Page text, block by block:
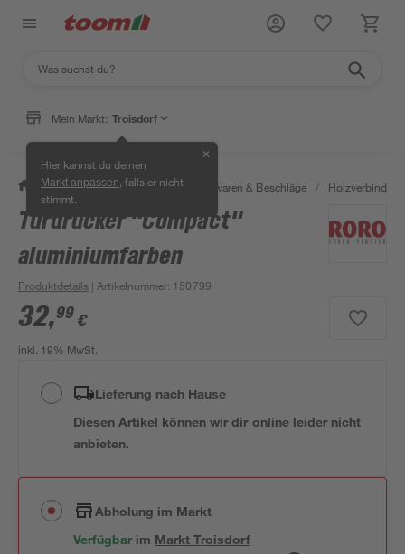
Mein Markt: Troisdorf
Hier kannst du deinen
Markt anpassen , falls er nicht
stimmt.
✕
/ Werkstatt & Maschinen / Eisenwaren & Beschläge / Holzverbinder
Türdrücker "Compact"
aluminiumfarben
Produktdetails | Artikelnummer: 150799
32,99 €
inkl. 19% MwSt.
Lieferung nach Hause
Diesen Artikel können wir dir online leider nicht
anbieten.
Abholung im Markt
Verfügbar im MarktTroisdorf